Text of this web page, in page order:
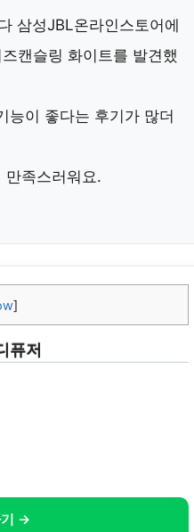
삼성JBL온라인스토어 에
캔슬링 화이트를 발견했
이 좋다는 후기가 많더
만족스러워요.
]
퓨저
기 →